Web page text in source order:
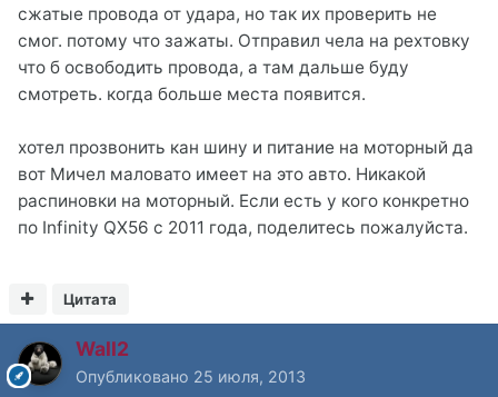
сжатые провода от удара, но так их проверить не
смог. потому что зажаты. Отправил чела на рехтовку
что б освободить провода, а там дальше буду
смотреть. когда больше места появится.
хотел прозвонить кан шину и питание на моторный да
вот Мичел маловато имеет на это авто. Никакой
распиновки на моторный. Если есть у кого конкретно
по Infinity QX56 c 2011 года, поделитесь пожалуйста.
Цитата
Wall2
Опубликовано 25 июля, 2013